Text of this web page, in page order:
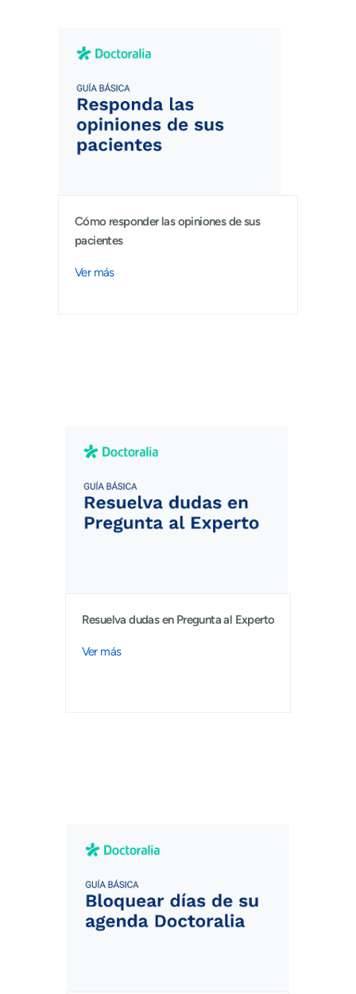
Cómo responder las opiniones de sus
pacientes
Ver más
Resuelva dudas en Pregunta al Experto
Ver más